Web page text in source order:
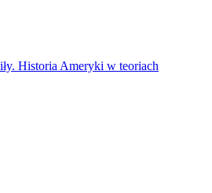
Historia Ameryki w teoriach